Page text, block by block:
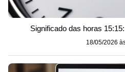
Significado das horas
18/05/2026